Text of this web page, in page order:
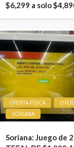
$6,299 a solo
OFERTA FISICA
SORIANA
Soriana: Juego de